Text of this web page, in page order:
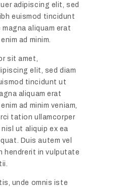
adipiscing elit, sed
euismod tincidunt
aliquam erat
ad minim.
sit amet,
elit, sed diam
tincidunt ut
aliquam erat
ad minim veniam,
tation ullamcorper
ut aliquip ex ea
Duis autem vel
hendrerit in vulputate
unde omnis iste